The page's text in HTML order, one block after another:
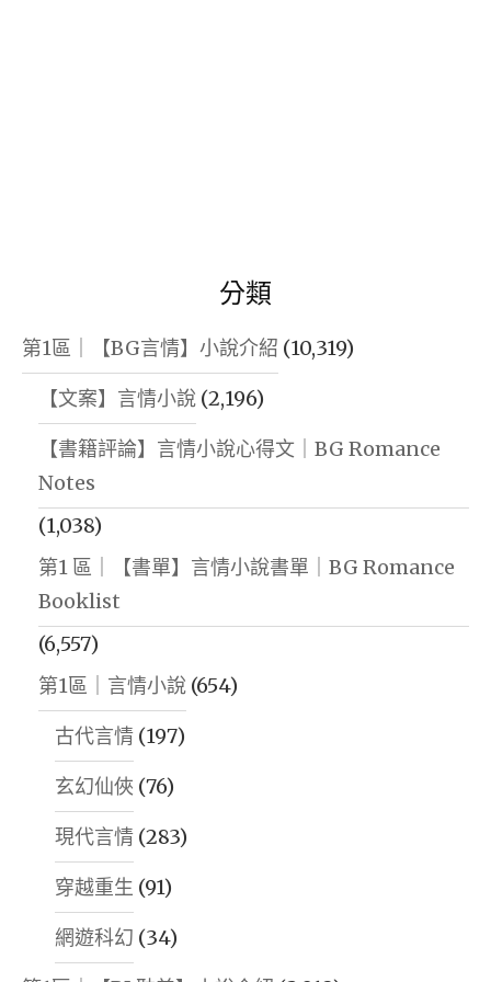
分類
第1區｜【BG言情】小說介紹 (10,319)
【文案】言情小說 (2,196)
【書籍評論】言情小說心得文｜BG Romance
Notes
(1,038)
第1 區｜【書單】言情小說書單｜BG Romance
Booklist
(6,557)
第1區｜言情小說 (654)
古代言情 (197)
玄幻仙俠 (76)
現代言情 (283)
穿越重生 (91)
網遊科幻 (34)